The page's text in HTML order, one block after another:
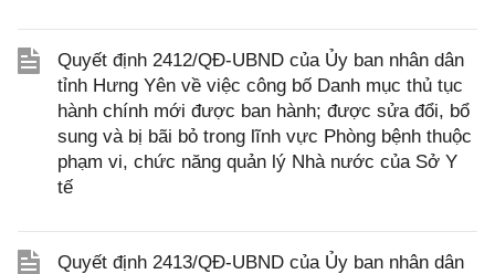
Quyết định 2412/QĐ-UBND của Ủy ban nhân dân
tỉnh Hưng Yên về việc công bố Danh mục thủ tục
hành chính mới được ban hành; được sửa đổi, bổ
sung và bị bãi bỏ trong lĩnh vực Phòng bệnh thuộc
phạm vi, chức năng quản lý Nhà nước của Sở Y
tế
Quyết định 2413/QĐ-UBND của Ủy ban nhân dân